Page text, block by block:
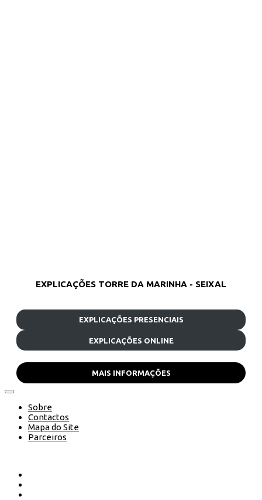
EXPLICAÇÕES TORRE DA MARINHA - SEIXAL
EXPLICAÇÕES PRESENCIAIS
EXPLICAÇÕES ONLINE
MAIS INFORMAÇÕES
Sobre
Contactos
Mapa do Site
Parceiros